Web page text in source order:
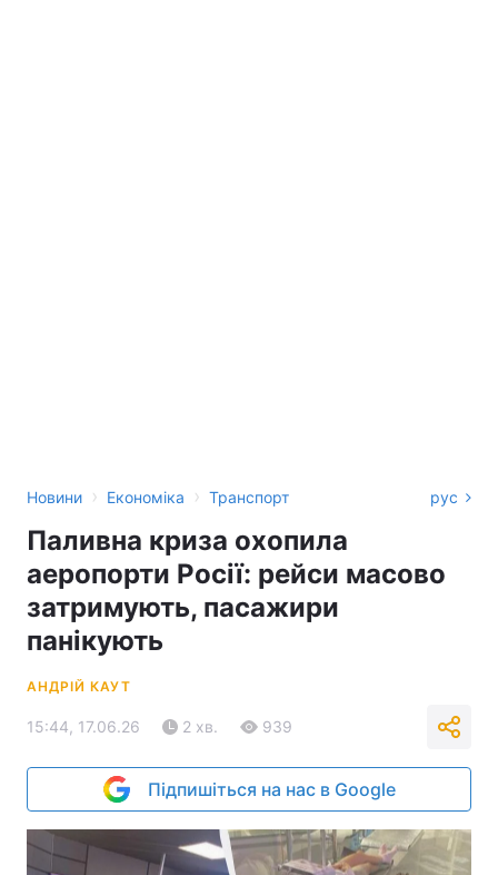
Новини › Економіка › Транспорт рус
Паливна криза охопила
аеропорти Росії: рейси масово
затримують, пасажири
панікують
АНДРІЙ КАУТ
15:44, 17.06.26 2 хв. 939
Підпишіться на нас в Google